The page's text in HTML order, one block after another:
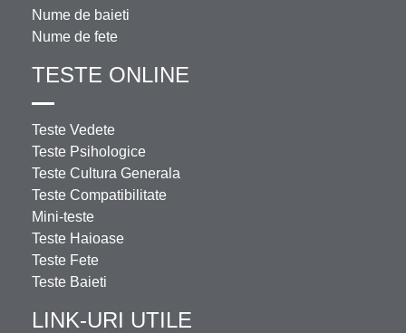
Nume de baieti
Nume de fete
TESTE ONLINE
Teste Vedete
Teste Psihologice
Teste Cultura Generala
Teste Compatibilitate
Mini-teste
Teste Haioase
Teste Fete
Teste Baieti
LINK-URI UTILE